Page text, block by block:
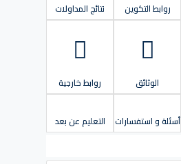
روابط التكوين نتائج المداولات
الوثائق روابط خارجية
أسئلة و استفسارات التعليم عن بعد